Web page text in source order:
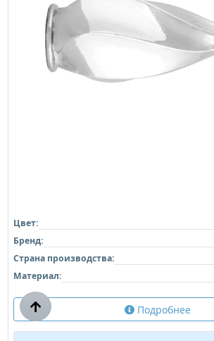
Цвет:
Бренд:
Страна производства:
Материал:
Подробнее